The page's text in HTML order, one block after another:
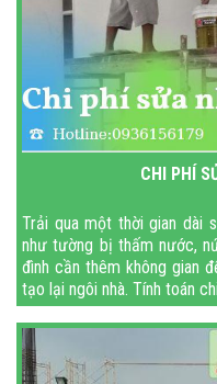
CHI PHÍ
Trải qua một thời gian dài
như tường bị thấm nước,
đình cần thêm không gian
tạo lại ngôi nhà. Tính toán